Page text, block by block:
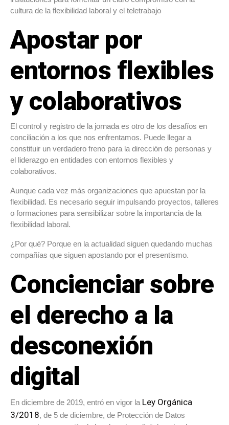
cultura de la flexibilidad laboral y el teletrabajo
Apostar por
entornos flexibles
y colaborativos
El control y registro de la jornada es otro de los desafíos en
conciliación a los que nos enfrentamos. Puede llegar a
constituir un verdadero freno para la dirección de personas y
el liderazgo en entidades con entornos flexibles y
colaborativos.
Aunque cada vez más organizaciones que apuestan por la
flexibilidad. Es necesario seguir impulsando proyectos, talleres
o formaciones para sensibilizar sobre la importancia de la
flexibilidad laboral.
¿Por qué? Porque en la actualidad siguen quedando muchas
compañías que siguen apostando por el presentismo.
Concienciar sobre
el derecho a la
desconexión
digital
En diciembre de 2019, entró en vigor la Ley Orgánica
3/2018, de 5 de diciembre, de Protección de Datos